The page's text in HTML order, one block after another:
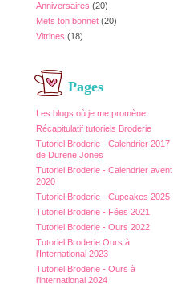
Anniversaires (20)
Mets ton bonnet (20)
Vitrines (18)
Pages
Les blogs où je me promène
Récapitulatif tutoriels Broderie
Tutoriel Broderie - Calendrier 2017
de Durene Jones
Tutoriel Broderie - Calendrier avent
2020
Tutoriel Broderie - Cupcakes 2025
Tutoriel Broderie - Fées 2021
Tutoriel Broderie - Ours 2022
Tutoriel Broderie Ours à
l'International 2023
Tutoriel Broderie - Ours à
l'international 2024